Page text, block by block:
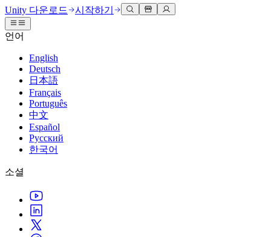
Unity 엔진
모든 플랫폼 위한 2D 및 3D 게임 제작
협업
팀과 함께 신속한 협업과 반복 작업을 수행하세요.
Unity 다운로드
플랜 및 가격
배포
Unity가 지원하는 25개 이상의 플랫폼을 살펴보세요.
LiveOps
출시 후 인사이트를 확인하고 라이브 게임을 운영하세요.
성장
3D 협업
실시간 3D 프로젝트 빌드 및 검토
몰입형 교육
몰입도 높은 환경 제작
고객 경험
인터랙티브 3D 경험 제작
산업 분야
운영 우수성 확보
리테일
상점 경험을 온라인 경험으로 전환
기술 자료
공식 유저. '광고 지면'의 타겟 고객 매뉴얼 및 API 레퍼런스
개발자 툴
릴리스 버전 및 이슈 트래커
로드맵
예정된 기능 검토
기술 용어 라이브러리
활용 사례
실제 성공 사례
토론
토론, 문제 해결, 소통
이벤트
글로벌 이벤트 및 현지 이벤트
커뮤니티 사례
Made with Unity
Unity 크리에이터 소개
Livestreams
Unity Awards
전 세계 Unity 크리에이터 축하
Unity Learn
무료로 Unity 기술 마스터
전문 교육
Unity 강사와 함께 팀의 역량을 강화하세요
Unity 처음 사용하시나요
시작하기
학습 시작하기
Unity 사용이 처음이신가요? 여정 시작하기
사용법 가이드
실용적인 팁 및 베스트 프랙티스
교육
도움 받기
성공을 위한 Unity
Success 플랜
전문가 지원을 통해 더 빠르게 목표 도달률 달성
일반적인 질문에 대한 답변
문의하기
Unity 다운로드 시작하기
언어
English
Deutsch
日本語
Français
Português
中文
Español
Русский
한국어
소셜